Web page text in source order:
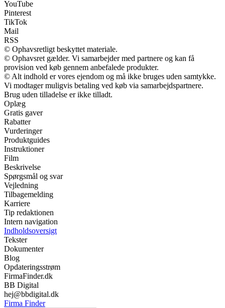
YouTube
Pinterest
TikTok
Mail
RSS
© Ophavsretligt beskyttet materiale.
© Ophavsret gælder. Vi samarbejder med partnere og kan få
provision ved køb gennem anbefalede produkter.
© Alt indhold er vores ejendom og må ikke bruges uden samtykke.
Vi modtager muligvis betaling ved køb via samarbejdspartnere.
Brug uden tilladelse er ikke tilladt.
Oplæg
Gratis gaver
Rabatter
Vurderinger
Produktguides
Instruktioner
Film
Beskrivelse
Spørgsmål og svar
Vejledning
Tilbagemelding
Karriere
Tip redaktionen
Intern navigation
Indholdsoversigt
Tekster
Dokumenter
Blog
Opdateringsstrøm
FirmaFinder.dk
BB Digital
hej@bbdigital.dk
Firma Finder